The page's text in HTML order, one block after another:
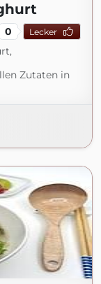
0 Lecker
Zutaten in